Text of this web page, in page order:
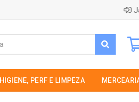
HIGIENE, PERF E LIMPEZA